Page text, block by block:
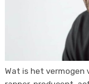
Wat is het vermogen